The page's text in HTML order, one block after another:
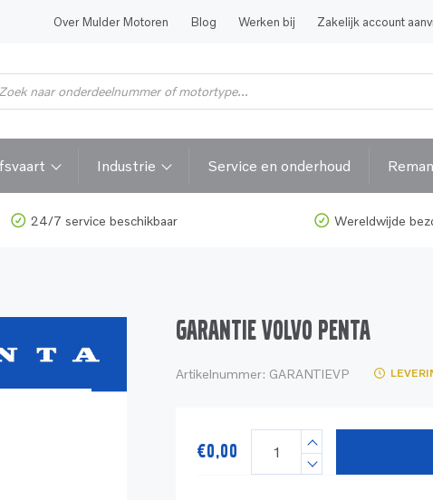
Over Mulder Motoren Blog Werken bij Zakelijk account
Industrie Service en onderhoud Reman
24/7 service beschikbaar Wereldwijde
GARANTIE VOLVO PENTA
Artikelnummer: GARANTIEVP
€0,00